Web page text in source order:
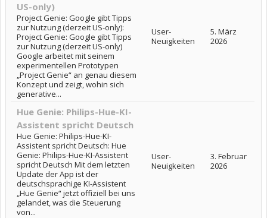
US-only)
Project Genie: Google gibt Tipps
zur Nutzung (derzeit US-only):
Project Genie: Google gibt Tipps
zur Nutzung (derzeit US-only)
Google arbeitet mit seinem
experimentellen Prototypen
„Project Genie“ an genau diesem
Konzept und zeigt, wohin sich
generative...
User-
Neuigkeiten
5. März
2026
Hue Genie: Philips-Hue-KI-
Assistent spricht Deutsch
Hue Genie: Philips-Hue-KI-
Assistent spricht Deutsch: Hue
Genie: Philips-Hue-KI-Assistent
spricht Deutsch Mit dem letzten
Update der App ist der
deutschsprachige KI-Assistent
„Hue Genie“ jetzt offiziell bei uns
gelandet, was die Steuerung
von...
User-
Neuigkeiten
3. Februar
2026